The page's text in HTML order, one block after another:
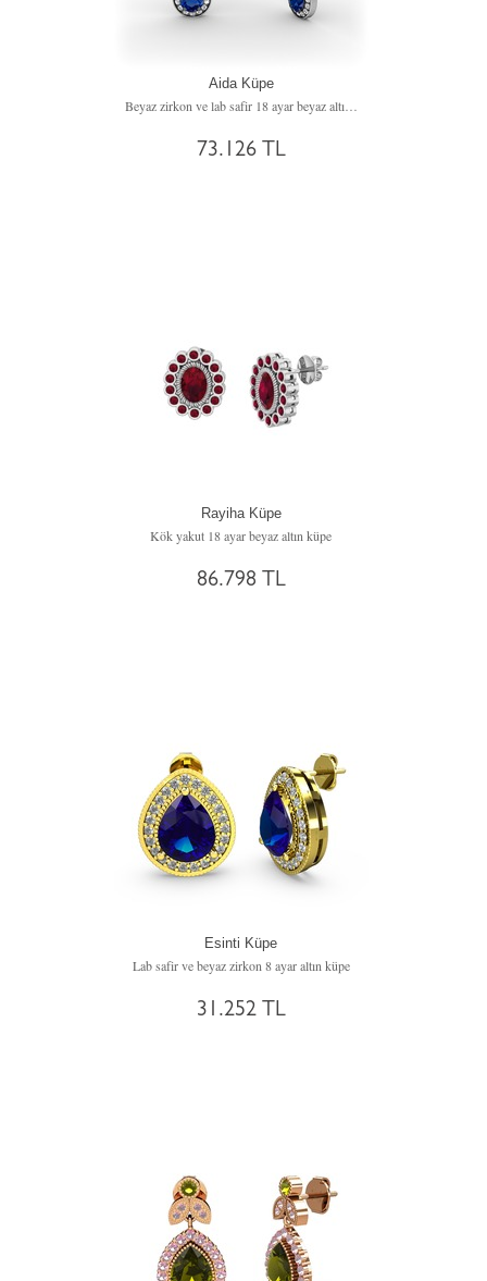
Aida Küpe
73.126 TL
Rayiha Küpe
Kök yakut 18 ayar beyaz altın küpe
86.798 TL
Esinti Küpe
Lab safir ve beyaz zirkon 8 ayar altın küpe
31.252 TL